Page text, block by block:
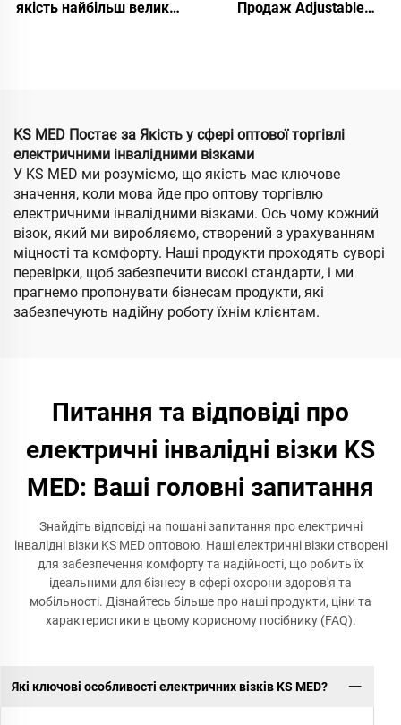
якість найбільш великий
Продаж Adjustable
максимальним
навантаженням 250 кг
для літніх людей
KS MED Постає за Якість у сфері оптової торгівлі
електричними інвалідними візками
У KS MED ми розуміємо, що якість має ключове
значення, коли мова йде про оптову торгівлю
електричними інвалідними візками. Ось чому кожний
візок, який ми виробляємо, створений з урахуванням
міцності та комфорту. Наші продукти проходять суворі
перевірки, щоб забезпечити високі стандарти, і ми
прагнемо пропонувати бізнесам продукти, які
забезпечують надійну роботу їхнім клієнтам.
Питання та відповіді про
електричні інвалідні візки KS
MED: Ваші головні запитання
Знайдіть відповіді на пошані запитання про електричні
інвалідні візки KS MED оптовою. Наші електричні візки створені
для забезпечення комфорту та надійності, що робить їх
ідеальними для бізнесу в сфері охорони здоров'я та
мобільності. Дізнайтесь більше про наші продукти, ціни та
характеристики в цьому корисному посібнику (FAQ).
Які ключові особливості електричних візків KS MED?